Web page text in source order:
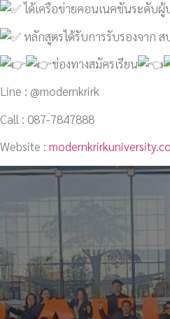
ได้เครือข่ายคอนเนคชันระดับผู้
หลักสูตรได้รับการรับรองจาก
ช่องทางสมัครเรียน
Line : @modernkrirk
Call : 087-7847888
Website :